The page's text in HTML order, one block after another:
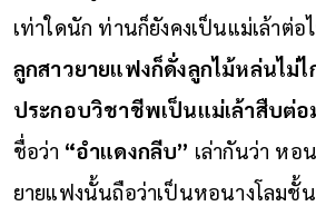
เท่าใดนัก ท่านก็ยังคงเป็นแม่เล้าต่อ
ลูกสาวยายแฟงก็ดั่งลูกไม้หล่นไม่ไ
ประกอบวิชาชีพเป็นแม่เล้าสืบต่อ
ชื่อว่า “อำแดงกลีบ” เล่ากันว่า หอ
ยายแฟงนั้นถือว่าเป็นหอนางโลมชั้น